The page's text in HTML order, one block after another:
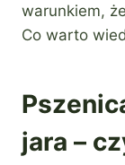
warunkiem,
Co warto
jara –